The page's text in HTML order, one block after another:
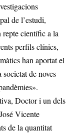
de l’estudi,
científic a la
perfils clínics,
han aportat el
de noves
Doctor i un dels
Vicente
de la quantitat